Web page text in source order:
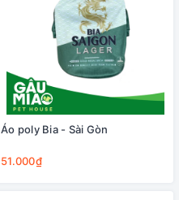
Áo poly Bia - Sài Gòn
51.000₫